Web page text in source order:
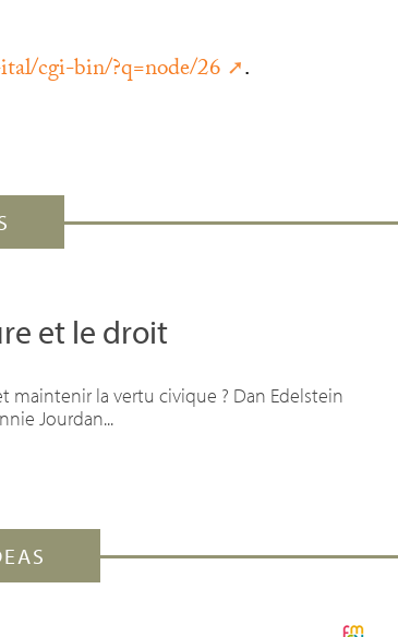
cgi-bin/?q=node/26 .
et le droit
la vertu civique ? Dan Edelstein
Jourdan...